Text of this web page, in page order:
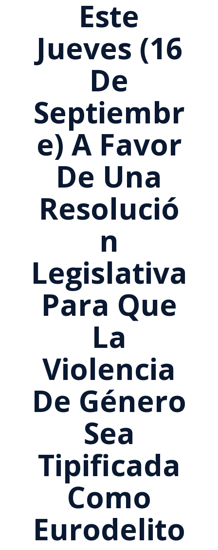
Este
Jueves (16
De
Septiembr
E) A Favor
De Una
Resolució
N
Legislativa
Para Que
La
Violencia
De Género
Sea
Tipificada
Como
Eurodelito